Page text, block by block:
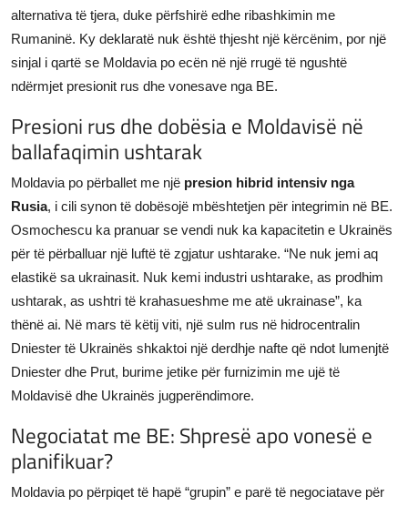
alternativa të tjera, duke përfshirë edhe ribashkimin me
Rumaninë. Ky deklaratë nuk është thjesht një kërcënim, por një
sinjal i qartë se Moldavia po ecën në një rrugë të ngushtë
ndërmjet presionit rus dhe vonesave nga BE.
Presioni rus dhe dobësia e Moldavisë në
ballafaqimin ushtarak
Moldavia po përballet me një presion hibrid intensiv nga
Rusia, i cili synon të dobësojë mbështetjen për integrimin në BE.
Osmochescu ka pranuar se vendi nuk ka kapacitetin e Ukrainës
për të përballuar një luftë të zgjatur ushtarake. “Ne nuk jemi aq
elastikë sa ukrainasit. Nuk kemi industri ushtarake, as prodhim
ushtarak, as ushtri të krahasueshme me atë ukrainase”, ka
thënë ai. Në mars të këtij viti, një sulm rus në hidrocentralin
Dniester të Ukrainës shkaktoi një derdhje nafte që ndot lumenjtë
Dniester dhe Prut, burime jetike për furnizimin me ujë të
Moldavisë dhe Ukrainës jugperëndimore.
Negociatat me BE: Shpresë apo vonesë e
planifikuar?
Moldavia po përpiqet të hapë “grupin” e parë të negociatave për